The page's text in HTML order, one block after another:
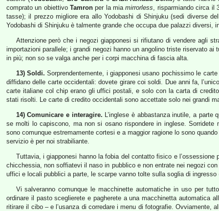
comprato un obiettivoTamron per la miamirrorless, risparmiando circa il
tasse); il prezzo migliore era allo Yodobashi di Shinjuku (sedi diverse
Yodobashi di Shinjuku è talmente grande che occupa due palazzi diversi,
Attenzione però che i negozi giapponesi si rifiutano di vendere agli
importazioni parallele; i grandi negozi hanno un angolino triste riservato
in più; non so se valga anche per i corpi macchina di fascia alta.
13) Soldi. Sorprendentemente, i giapponesi usano pochissimo le
diffidano delle carte occidentali: dovete girare coi soldi. Due anni fa,
carte italiane col chip erano gli uffici postali, e solo con la carta di
stati risolti. Le carte di credito occidentali sono accettate solo nei grandi
14) Comunicare e interagire. L’inglese è abbastanza inutile, a
se molti lo capiscono, ma non si osano rispondere in inglese.
sono comunque estremamente cortesi e a maggior ragione lo sono
servizio è per noi strabiliante.
Tuttavia, i giapponesi hanno la fobia del contatto fisico e
chicchessia, non soffiatevi il naso in pubblico e non entrate nei negozi
uffici e locali pubblici a parte, le scarpe vanno tolte sulla soglia di
Vi salveranno comunque le macchinette automatiche in uso per
ordinare il pasto sceglierete e pagherete a una macchinetta automatica
ritirare il cibo – e l’usanza di corredare i menu di fotografie. Ovviamente,